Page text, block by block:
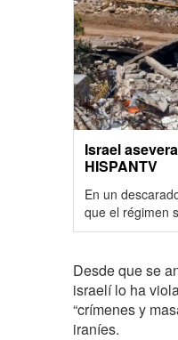
Israel
HISPANTV
En un
que el régimen
Desde que se
israelí lo ha
“crímenes y
iraníes.